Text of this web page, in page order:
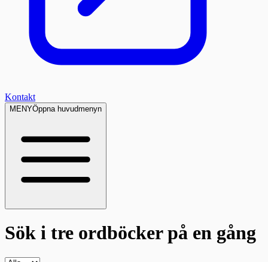
Kontakt
MENYÖppna huvudmenyn
Sök i tre ordböckerpå en gång